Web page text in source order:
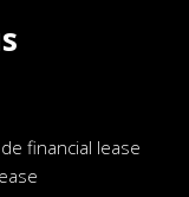
financial lease